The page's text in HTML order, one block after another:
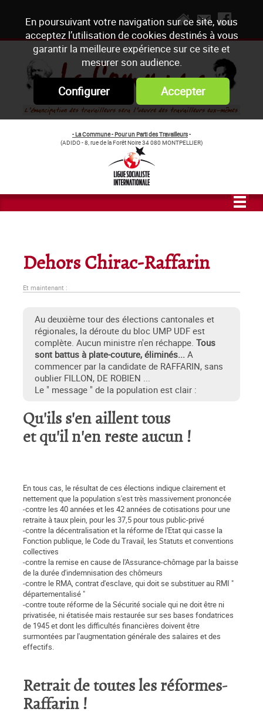
En poursuivant votre navigation sur ce site, vous
acceptez l’utilisation de cookies destinés à vous
garantir la meilleure expérience sur ce site et
mesurer son audience.
Configurer Accepter
- La Commune - Pour un Parti des Travailleurs-
(ADIDO - 8, rue de la Forêt Noire 34 080 MONTPELLIER)
Dehors Chirac-Raffarin
Et maintenant :
Au deuxième tour des élections cantonales et
régionales, la déroute du bloc UMP UDF est
complète. Aucun ministre n'en réchappe. Tous
sont battus à plate-couture, éliminés... A
commencer par la candidate de RAFFARIN, sans
oublier FILLON, DE ROBIEN ...
Le " message " de la population est clair :
Qu'ils s'en aillent tous
et qu'il n'en reste aucun !
En tous cas, le résultat de ces élections indique clairement et
nettement que la population s'est très massivement prononcée
-contre les 40 années et les 42 années de cotisations pour une
retraite à taux plein, pour les 37,5 pour tous public-privé
-contre la décentralisation et la réforme de l'Etat qui casse la
Fonction publique, le Code du Travail, les Statuts et conventions
collectives
-contre la remise en cause de l'Assurance-chômage par la baisse
de la durée d'indemnisation des chômeurs
-contre le RMA, contrat d'esclave, qui doit se substituer au RMI "
départementalisé "
-contre toute réforme de la Sécurité sociale qui ne doit être ni
privatisée, ni étatisée mais restaurée sur ses bases fondatrices
de 1945 et dont les difficultés financières doivent être
surmontées par l'augmentation générale des salaires et des
effectifs.
Retrait de toutes les réformes-
Raffarin !